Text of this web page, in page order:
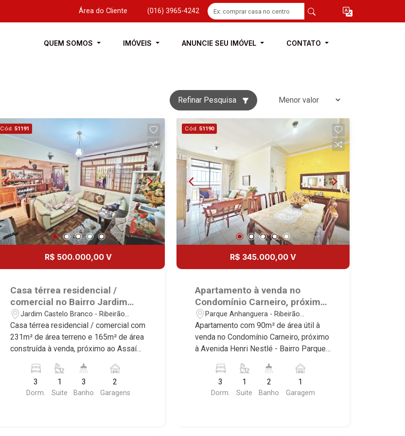
Área do Cliente (016) 3965-4242
QUEM SOMOS IMÓVEIS ANUNCIE SEU IMÓVEL CONTATO
Refinar Pesquisa
Cód. 51191
R$ 500.000,00 V
Casa térrea residencial /
comercial no Bairro Jardim
Castelo Branco, próximo ao
Assaí Atacadista - Ribeirão
Preto/SP.
Jardim Castelo Branco - Ribeirão
Preto/SP
Casa térrea residencial / comercial com
231m² de área terreno e 165m² de área
construída à venda, próximo ao Assaí
Castelo Branco, Ribeirão Preto/SP.
Conheça as características deste
imóvel que a Martinelli Imobiliária
3
Dorm.
1
Suite
3
Banho
2
Garagens
Cód. 51190
R$ 345.000,00 V
Apartamento à venda no
Condomínio Carneiro, próximo
à Avenida Henri Nestlé -
Ribeirão Preto/SP.
Parque Anhanguera - Ribeirão
Preto/SP
Apartamento com 90m² de área útil à
venda no Condomínio Carneiro, próximo
à Avenida Henri Nestlé - Bairro Parque
Conheça as características deste
imóvel que a Martinelli Imobiliária
selecionou para você: - 90m² de área
3
Dorm.
1
Suite
2
Banho
1
Garagem